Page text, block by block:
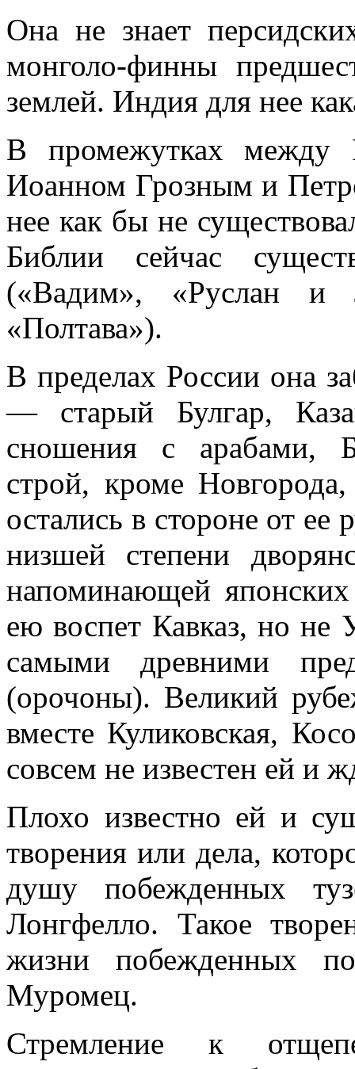
Она не знает
монголо-финны
землей. Индия для нее
В промежутках
Иоанном Грозным и
нее как бы не
Библии сейчас
(«Вадим», «Руслан и
«Полтава»).
В пределах России она
— старый Булгар,
сношения с арабами,
строй, кроме
остались в стороне от ее
низшей степени
напоминающей
ею воспет Кавказ, но
самыми древними
(орочоны). Великий
вместе Куликовская,
совсем не известен ей и
Плохо известно ей и
творения или дела,
душу побежденных
Лонгфелло. Такое
жизни побежденных
Муромец.
Стремление к